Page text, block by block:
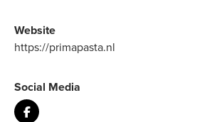
Website
https://primapasta.nl
Social Media